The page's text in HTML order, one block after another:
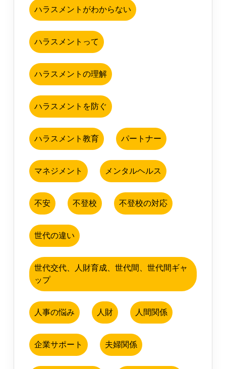
ハラスメントがわからない
ハラスメントって
ハラスメントの理解
ハラスメントを防ぐ
ハラスメント教育 パートナー
マネジメント メンタルヘルス
不安 不登校 不登校の対応
世代の違い
世代交代、人財育成、世代間、世代間ギャ
ップ
人事の悩み 人財 人間関係
企業サポート 夫婦関係